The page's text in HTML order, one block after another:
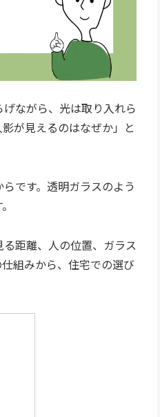
ながら、光は取り入れら
が見えるのはなぜか」と
です。透明ガラスのよう
距離、人の位置、ガラス
組みから、住宅での選び